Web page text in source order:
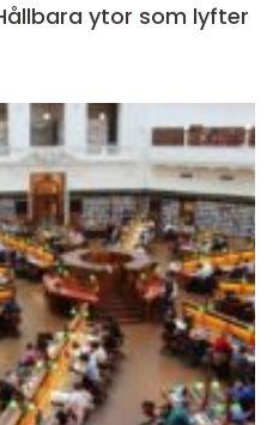
ytor som lyfter